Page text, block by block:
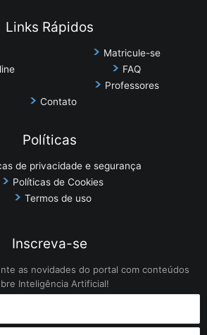
Links Rápidos
Matricule-se
FAQ
Professores
Contato
Políticas
de privacidade e segurança
Políticas de Cookies
Termos de uso
Inscreva-se
as novidades do portal com conteúdos
Inteligência Artificial!